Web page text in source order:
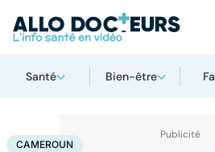
Santé Bien-être
AccueilSanté Maladies Cameroun
CAMEROUN